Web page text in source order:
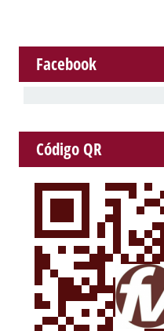
Facebook
Código QR